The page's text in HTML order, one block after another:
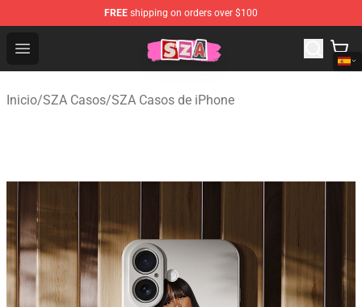
FREE shipping on orders over $100
Open menu
SZA Shop - Official SZA Merchandise Store
Inicio/SZA Casos/SZA Casos de iPhone